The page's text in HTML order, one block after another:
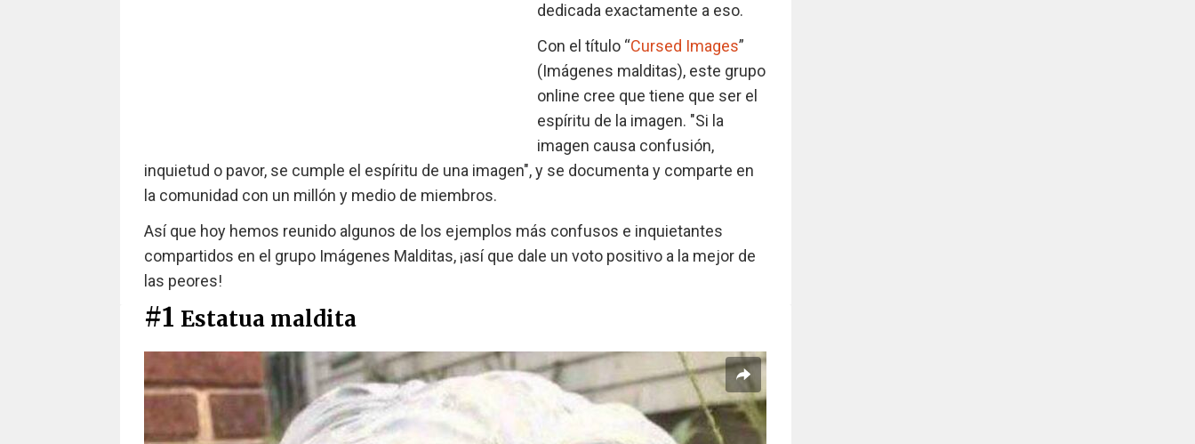
dedicada exactamente a eso.
Con el título “Cursed Images”
(Imágenes malditas), este grupo
online cree que tiene que ser el
espíritu de la imagen. "Si la
imagen causa confusión,
inquietud o pavor, se cumple el espíritu de una imagen", y se documenta y comparte en
la comunidad con un millón y medio de miembros.
Así que hoy hemos reunido algunos de los ejemplos más confusos e inquietantes
compartidos en el grupo Imágenes Malditas, ¡así que dale un voto positivo a la mejor de
las peores!
#1 Estatua maldita